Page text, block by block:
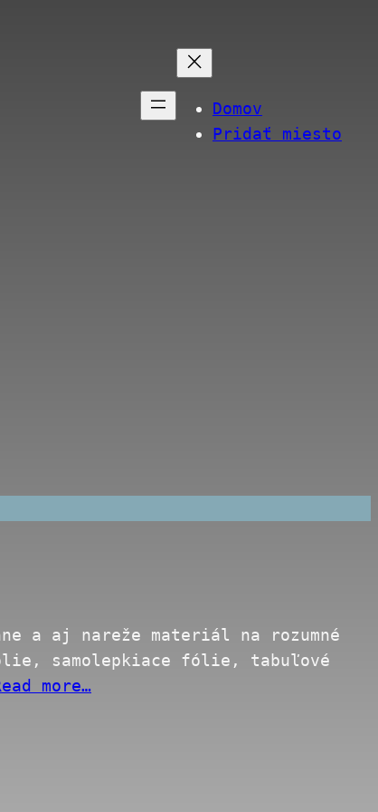
Domov
Pridať miesto
a aj nareže materiál na rozumné
samolepkiace fólie, tabuľové
more…